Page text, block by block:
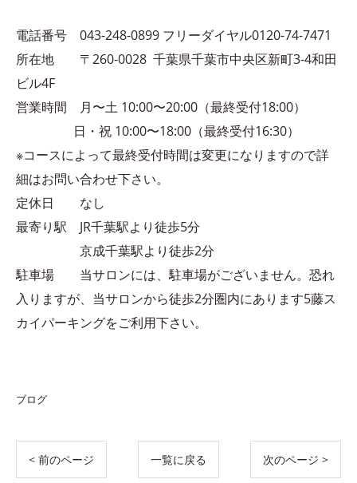
電話番号 043-248-0899 フリーダイヤル0120-74-7471
所在地 〒260-0028 千葉県千葉市中央区新町3-4和田
ビル4F
営業時間 月〜土 10:00〜20:00（最終受付18:00）
日・祝 10:00〜18:00（最終受付16:30）
※コースによって最終受付時間は変更になりますので詳
細はお問い合わせ下さい。
定休日 なし
最寄り駅 JR千葉駅より徒歩5分
京成千葉駅より徒歩2分
駐車場 当サロンには、駐車場がございません。恐れ
入りますが、当サロンから徒歩2分圏内にあります5藤ス
カイパーキングをご利用下さい。
ブログ
< 前のページ 一覧に戻る 次のページ >